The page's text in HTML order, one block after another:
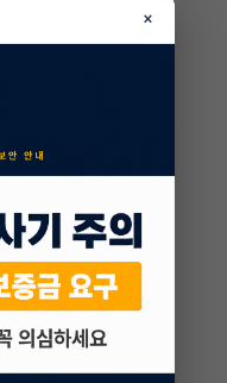
스
가솔린 시그니처
25개월
×